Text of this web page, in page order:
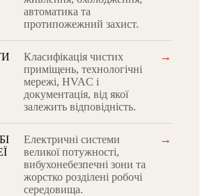
автоматика та
протипожежний захист.
Класифікація чистих
приміщень, технологічні
мережі, HVAC і
документація, від якої
залежить відповідність.
→
Електричні системи
великої потужності,
вибухонебезпечні зони та
жорстко розділені робочі
середовища.
→